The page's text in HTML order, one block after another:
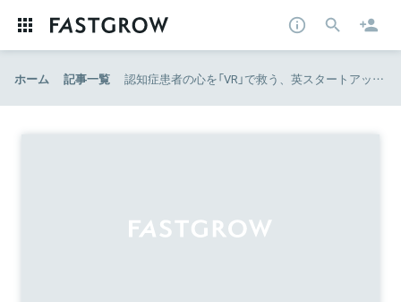
ホーム 記事一覧 認知症患者の心を「VR」で救う、英スタートアップの挑戦｜WIRED.jp